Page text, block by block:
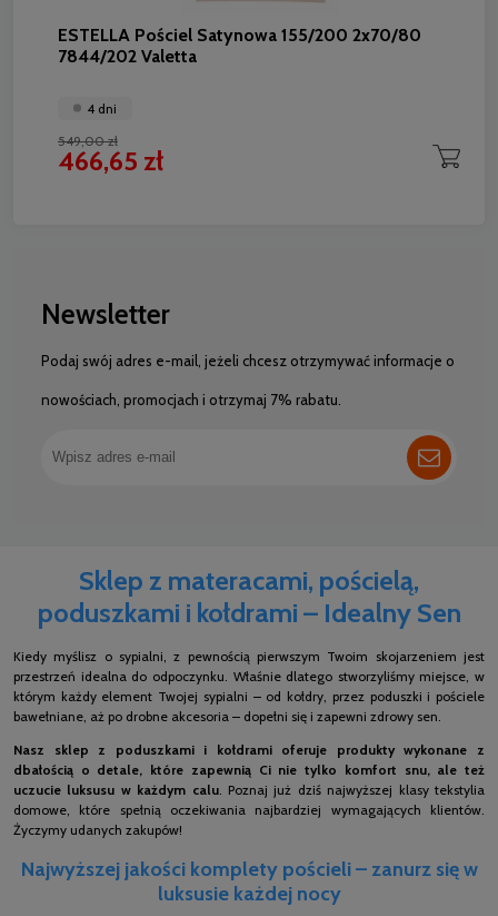
ESTELLA Pościel Satynowa 155/200 2x70/80
7844/202 Valetta
4 dni
549,00 zł
466,65 zł
Newsletter
Podaj swój adres e-mail, jeżeli chcesz otrzymywać informacje o
nowościach, promocjach i otrzymaj 7% rabatu.
Sklep z materacami, pościelą,
poduszkami i kołdrami – Idealny Sen
Kiedy myślisz o sypialni, z pewnością pierwszym Twoim skojarzeniem jest
przestrzeń idealna do odpoczynku. Właśnie dlatego stworzyliśmy miejsce, w
którym każdy element Twojej sypialni – od kołdry, przez poduszki i pościele
bawełniane, aż po drobne akcesoria – dopełni się i zapewni zdrowy sen.
Nasz sklep z poduszkami i kołdrami oferuje produkty wykonane z
dbałością o detale, które zapewnią Ci nie tylko komfort snu, ale też
uczucie luksusu w każdym calu. Poznaj już dziś najwyższej klasy tekstylia
domowe, które spełnią oczekiwania najbardziej wymagających klientów.
Życzymy udanych zakupów!
Najwyższej jakości komplety pościeli – zanurz się w
luksusie każdej nocy